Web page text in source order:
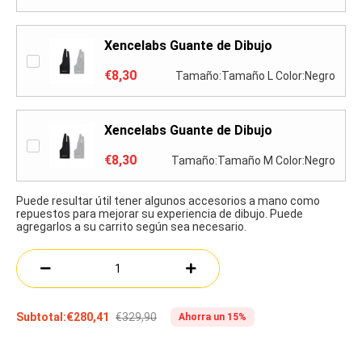
Xencelabs Guante de Dibujo
€8,30
Tamaño:Tamaño L Color:Negro
Xencelabs Guante de Dibujo
€8,30
Tamaño:Tamaño M Color:Negro
Puede resultar útil tener algunos accesorios a mano como
repuestos para mejorar su experiencia de dibujo. Puede
agregarlos a su carrito según sea necesario.
Subtotal:€280,41 €329,90 Ahorra un 15%